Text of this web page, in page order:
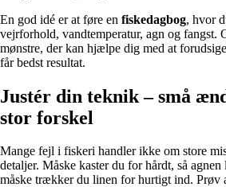
En god idé er at føre en fiskedagbog, hvor
vejrforhold, vandtemperatur, agn og fangst.
mønstre, der kan hjælpe dig med at
får bedst resultat.
Justér din teknik – små
stor forskel
Mange fejl i fiskeri handler ikke om store
detaljer. Måske kaster du for hårdt, så
måske trækker du linen for hurtigt ind. Prøv